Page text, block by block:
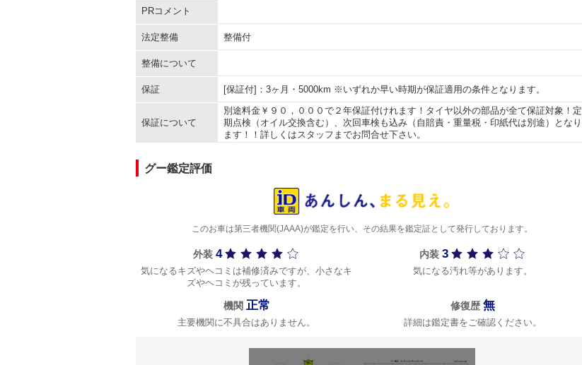
PRコメント
法定整備 整備付
整備について
保証 [保証付]：3ヶ月・5000km ※いずれか早い時期が保証適用の条件となります。
保証について
別途料金￥９０，０００で２年保証付けれます！タイヤ以外の部品が全て保証対象！定
期点検（オイル交換含む）、次回車検も込み（自賠責・重量税・印紙代は別途）となり
ます！！詳しくはスタッフまでお問合せ下さい。
グー鑑定評価
このお車は第三者機関(JAAA)が鑑定を行い、その結果を鑑定証として発行しております。
外装 4
気になるキズやヘコミは補修済みですが、小さなキ
ズやヘコミが残っています。
内装 3
気になる汚れ等があります。
機関 正常
主要機関に不具合はありません。
修復歴 無
詳細は鑑定書をご確認ください。